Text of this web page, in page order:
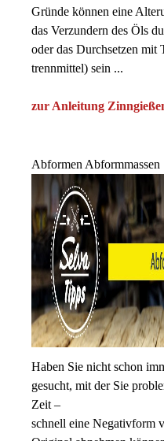
Gründe können eine
das Verzundern des Öls
oder das Durchsetzen mit
trennmittel) sein ...
zur Anleitung
Abformen Abformmassen
Haben Sie nicht schon
gesucht, mit der Sie
Zeit –
schnell eine Negativform